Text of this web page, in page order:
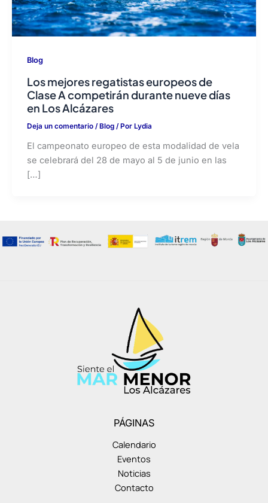
Blog
Los mejores regatistas europeos de
Clase A competirán durante nueve días
en Los Alcázares
Deja un comentario /Blog/ Por Lydia
El campeonato europeo de esta modalidad de vela
se celebrará del 28 de mayo al 5 de junio en las
[…]
PÁGINAS
Calendario
Eventos
Noticias
Contacto